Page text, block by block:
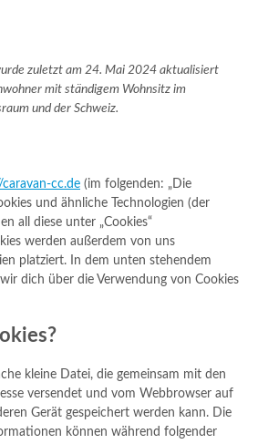
zuletzt am 24. Mai 2024 aktualisiert
mit ständigem Wohnsitz im
und der Schweiz.
cc.de (im folgenden: „Die
und ähnliche Technologien (der
all diese unter „Cookies“
werden außerdem von uns
platziert. In dem unten stehendem
dich über die Verwendung von Cookies
kleine Datei, die gemeinsam mit den
versendet und vom Webbrowser auf
Gerät gespeichert werden kann. Die
können während folgender